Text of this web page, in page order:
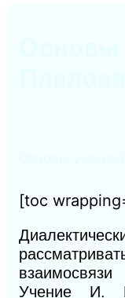
[toc
Учение И.